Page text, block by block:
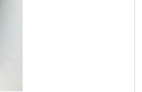
do corrimão